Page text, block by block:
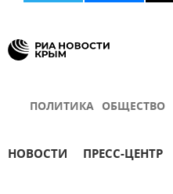
ПОЛИТИКА ОБЩЕСТВО
НОВОСТИ ПРЕСС-ЦЕНТР